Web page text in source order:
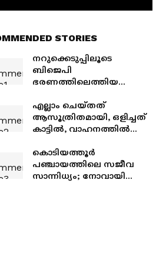
STORIES
നറുക്കെടുപ്പിലൂടെ
ബിജെപി
ഭരണത്തിലെത്തിയ
താഴെയിറക്കാൻ
കോണ്‍ഗ്രസ് നീക്കം,
വേണം എൽഡിഎഫ്
എല്ലാം ചെയ്തത്
ആസൂത്രിതമായി, ഒളിച്ചത്
കാട്ടില്‍, വാഹനത്തില്‍
പാൽക്കുളങ്ങരയിൽ
യുവാവിനെ പട്ടാപ്പകൽ
വെട്ടിക്കൊന്നവർ പിടിയിൽ
കൊടിയത്തൂര്‍
പഞ്ചായത്തിലെ സജീവ
സാന്നിധ്യം; നോവായി